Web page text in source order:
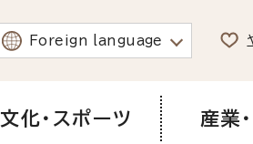
Foreign language
文化・スポーツ 産業